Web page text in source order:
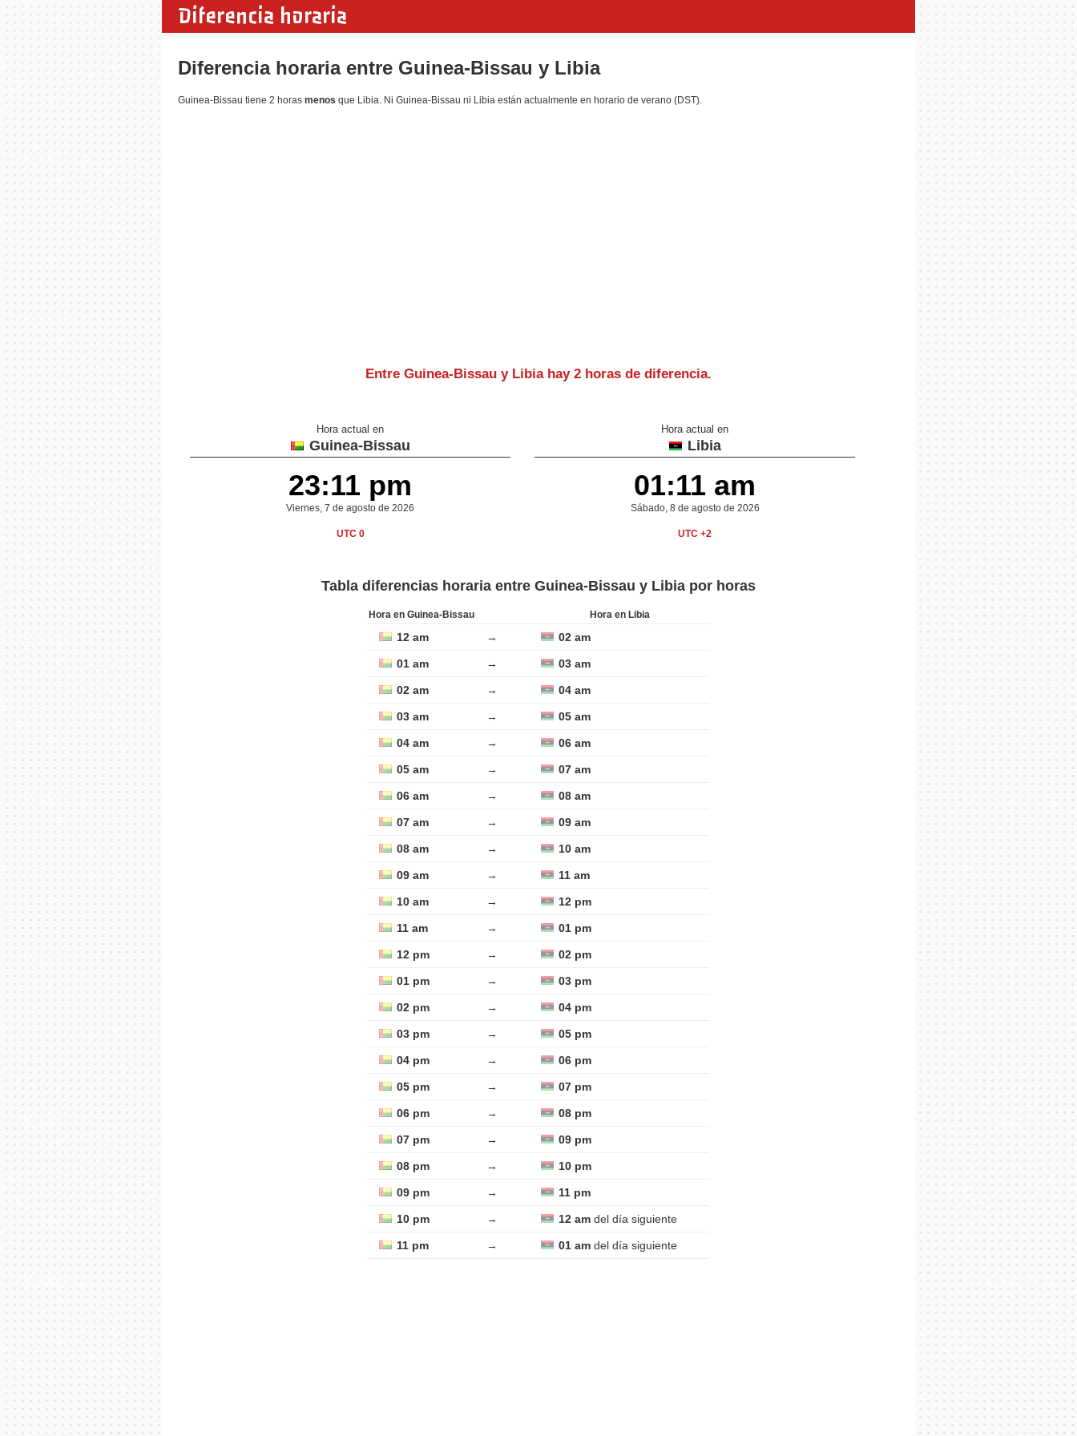
Diferencia horaria
Diferencia horaria entre Guinea-Bissau y Libia
Guinea-Bissau tiene 2 horas menos que Libia. Ni Guinea-Bissau ni Libia están actualmente en horario de verano (DST).
Entre Guinea-Bissau y Libia hay 2 horas de diferencia.
Hora actual en
Guinea-Bissau
23:11 pm
Viernes, 7 de agosto de 2026
UTC 0
Hora actual en
Libia
01:11 am
Sábado, 8 de agosto de 2026
UTC +2
Tabla diferencias horaria entre Guinea-Bissau y Libia por horas
Hora en Guinea-Bissau Hora en Libia
12 am → 02 am
01 am → 03 am
02 am → 04 am
03 am → 05 am
04 am → 06 am
05 am → 07 am
06 am → 08 am
07 am → 09 am
08 am → 10 am
09 am → 11 am
10 am → 12 pm
11 am → 01 pm
12 pm → 02 pm
01 pm → 03 pm
02 pm → 04 pm
03 pm → 05 pm
04 pm → 06 pm
05 pm → 07 pm
06 pm → 08 pm
07 pm → 09 pm
08 pm → 10 pm
09 pm → 11 pm
10 pm → 12 am del día siguiente
11 pm → 01 am del día siguiente